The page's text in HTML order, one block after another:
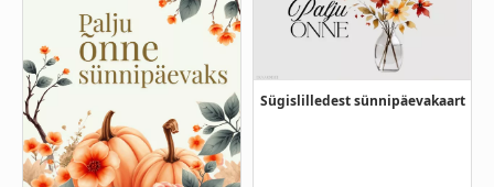
Sügislilledest sünnipäevakaart